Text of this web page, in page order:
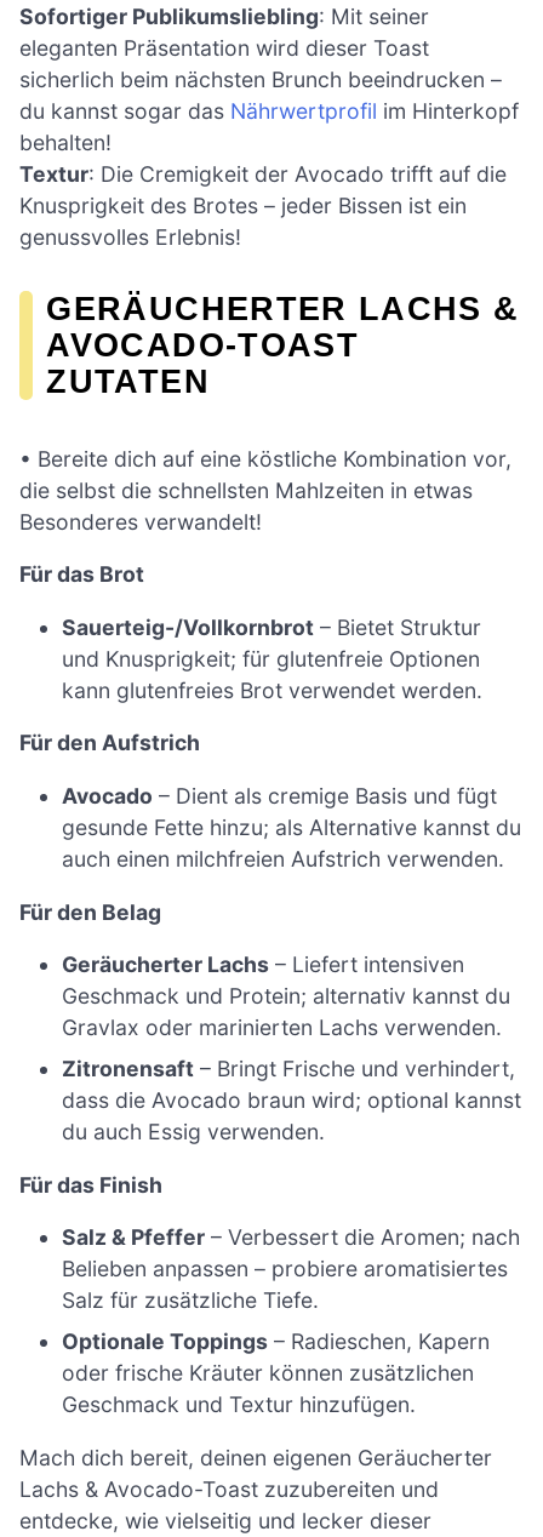
Sofortiger Publikumsliebling: Mit seiner
eleganten Präsentation wird dieser Toast
sicherlich beim nächsten Brunch beeindrucken –
du kannst sogar das Nährwertprofil im Hinterkopf
behalten!
Textur: Die Cremigkeit der Avocado trifft auf die
Knusprigkeit des Brotes – jeder Bissen ist ein
genussvolles Erlebnis!
GERÄUCHERTER LACHS &
AVOCADO-TOAST
ZUTATEN
• Bereite dich auf eine köstliche Kombination vor,
die selbst die schnellsten Mahlzeiten in etwas
Besonderes verwandelt!
Für das Brot
Sauerteig-/Vollkornbrot – Bietet Struktur
und Knusprigkeit; für glutenfreie Optionen
kann glutenfreies Brot verwendet werden.
Für den Aufstrich
Avocado – Dient als cremige Basis und fügt
gesunde Fette hinzu; als Alternative kannst du
auch einen milchfreien Aufstrich verwenden.
Für den Belag
Geräucherter Lachs – Liefert intensiven
Geschmack und Protein; alternativ kannst du
Gravlax oder marinierten Lachs verwenden.
Zitronensaft – Bringt Frische und verhindert,
dass die Avocado braun wird; optional kannst
du auch Essig verwenden.
Für das Finish
Salz & Pfeffer – Verbessert die Aromen; nach
Belieben anpassen – probiere aromatisiertes
Salz für zusätzliche Tiefe.
Optionale Toppings – Radieschen, Kapern
oder frische Kräuter können zusätzlichen
Geschmack und Textur hinzufügen.
Mach dich bereit, deinen eigenen Geräucherter
Lachs & Avocado-Toast zuzubereiten und
entdecke, wie vielseitig und lecker dieser